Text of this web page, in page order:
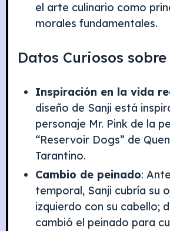
el arte culinario como
morales fundamentales.
Datos Curiosos
Inspiración en la vida
diseño de Sanji está
personaje Mr. Pink de la
“Reservoir Dogs” de
Tarantino.
Cambio de peinado:
temporal, Sanji cubría su
izquierdo con su cabello;
cambió el peinado para